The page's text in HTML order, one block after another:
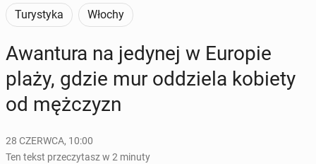
Turystyka Włochy
Awan­tu­ra na jedynej w Europie
plaży, gdzie mur od­dzie­la kobiety
od męż­czyzn
28 CZERWCA, 10:00
Ten tekst przeczytasz w 2 minuty